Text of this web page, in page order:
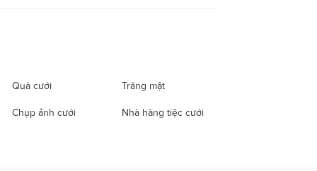
Quà cưới Trăng mật
Chụp ảnh cưới Nhà hàng tiệc cưới